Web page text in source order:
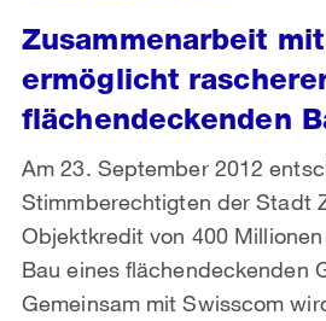
Zusammenarbeit
ermöglicht
flächendeckenden
Am 23. September 2012
Stimmberechtigten der Stadt
Objektkredit von 400
Bau eines flächendeckenden
Gemeinsam mit Swisscom